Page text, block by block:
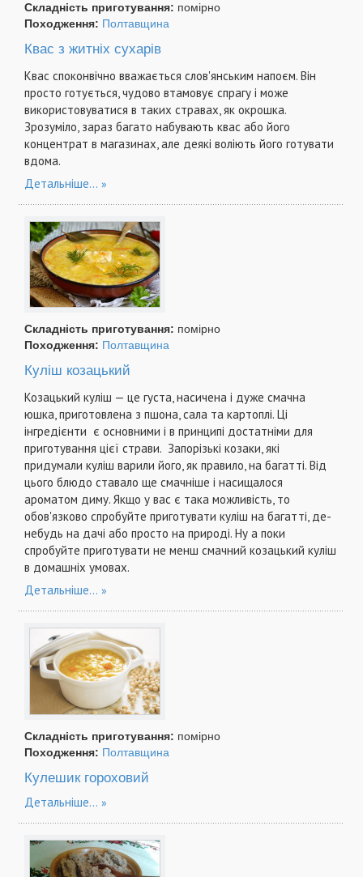
Складність приготування: помірно
Походження: Полтавщина
Квас з житніх сухарів
Квас споконвічно вважається слов'янським напоєм. Він
просто готується, чудово втамовує спрагу і може
використовуватися в таких стравах, як окрошка.
Зрозуміло, зараз багато набувають квас або його
концентрат в магазинах, але деякі воліють його готувати
вдома.
Детальніше...
Складність приготування: помірно
Походження: Полтавщина
Куліш козацький
Козацький куліш — це густа, насичена і дуже смачна
юшка, приготовлена з пшона, сала та картоплі. Ці
інгредієнти є основними і в принципі достатніми для
приготування цієї страви. Запорізькі козаки, які
придумали куліш варили його, як правило, на багатті. Від
цього блюдо ставало ще смачніше і насищалося
ароматом диму. Якщо у вас є така можливість, то
обов'язково спробуйте приготувати куліш на багатті, де-
небудь на дачі або просто на природі. Ну а поки
спробуйте приготувати не менш смачний козацький куліш
в домашніх умовах.
Детальніше...
Складність приготування: помірно
Походження: Полтавщина
Кулешик гороховий
Детальніше...